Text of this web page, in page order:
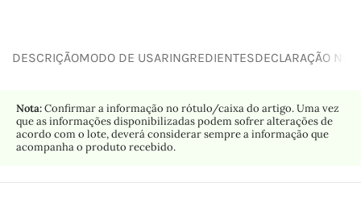
DESCRIÇÃOMODO DE USARINGREDIENTESDECLARAÇÃO
Nota:Confirmar a informação no rótulo/caixa do artigo. Uma vez
que as informações disponibilizadas podem sofrer alterações de
acordo com o lote, deverá considerar sempre a informação que
acompanha o produto recebido.